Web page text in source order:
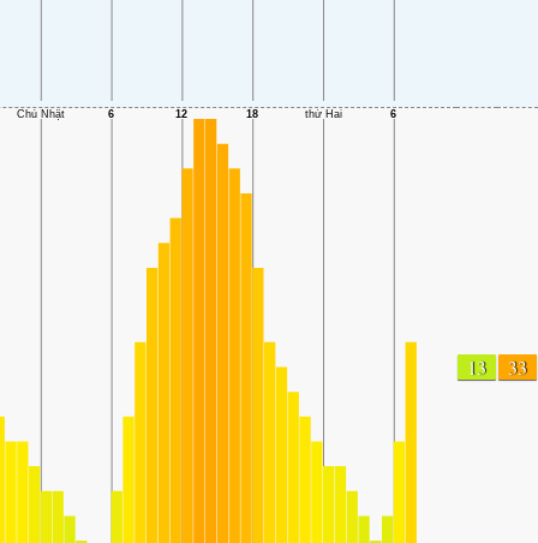
13 33